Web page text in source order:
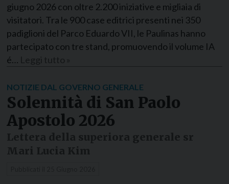
giugno 2026 con oltre 2.200 iniziative e migliaia di
visitatori. Tra le 900 case editrici presenti nei 350
padiglioni del Parco Eduardo VII, le Paulinas hanno
partecipato con tre stand, promuovendo il volume IA
é…
NOTIZIE DAL GOVERNO GENERALE
Solennità di San Paolo
Apostolo 2026